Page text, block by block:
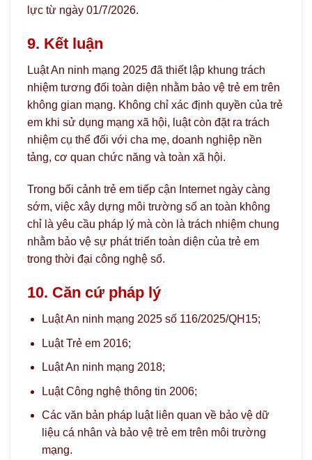
lực từ ngày 01/7/2026.
9. Kết luận
Luật An ninh mạng 2025 đã thiết lập khung trách
nhiệm tương đối toàn diện nhằm bảo vệ trẻ em trên
không gian mạng. Không chỉ xác định quyền của trẻ
em khi sử dụng mạng xã hội, luật còn đặt ra trách
nhiệm cụ thể đối với cha mẹ, doanh nghiệp nền
tảng, cơ quan chức năng và toàn xã hội.
Trong bối cảnh trẻ em tiếp cận Internet ngày càng
sớm, việc xây dựng môi trường số an toàn không
chỉ là yêu cầu pháp lý mà còn là trách nhiệm chung
nhằm bảo vệ sự phát triển toàn diện của trẻ em
trong thời đại công nghệ số.
10. Căn cứ pháp lý
Luật An ninh mạng 2025 số 116/2025/QH15;
Luật Trẻ em 2016;
Luật An ninh mạng 2018;
Luật Công nghệ thông tin 2006;
Các văn bản pháp luật liên quan về bảo vệ dữ
liệu cá nhân và bảo vệ trẻ em trên môi trường
mạng.